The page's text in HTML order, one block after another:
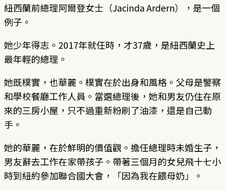
紐西蘭前總理阿爾登女士（Jacinda Ardern），是一個
例子。
她少年得志。2017年就任時，才37歲，是紐西蘭史上
最年輕的總理。
她既樸實，也華麗。樸實在於出身和風格。父母是警察
和學校餐廳工作人員。當選總理後，她和男友仍住在原
來的三房小屋，只不過重新粉刷了油漆，還是自己動
手。
她的華麗，在於鮮明的價值觀。擔任總理時未婚生子，
男友辭去工作在家帶孩子。帶著三個月的女兒飛十七小
時到紐約參加聯合國大會，「因為我在餵母奶」。